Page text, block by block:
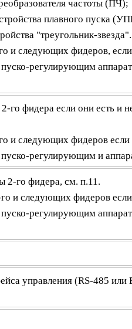
частоты (ПЧ);
плавного пуска
"треугольник-звезда".
и следующих фидеров,
регулирующим
го фидера если они есть и
и следующих фидеров если
пуско-регулирующим и
2-го фидера, см. п.11.
и следующих фидеров
регулирующим
управления (RS-485 или